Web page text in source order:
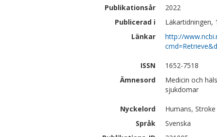
Publikationsår
2022
Publicerad i
Läkartidningen,
Länkar
http://
ISSN
1652-7518
Ämnesord
Medicin och
sjukdomar
Nyckelord
Humans,
Språk
Svenska